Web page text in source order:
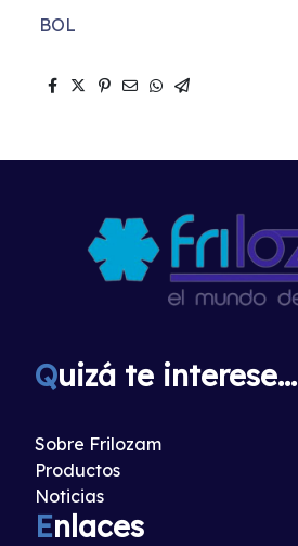
BOL
Quizá te interese...
Sobre Frilozam
Productos
Noticias
Enlaces